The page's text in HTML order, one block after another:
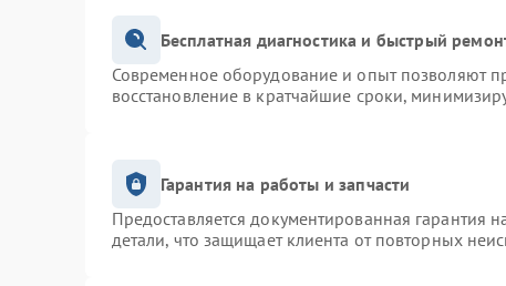
Бесплатная диагностика и быстрый
Современное оборудование и опыт позволяют
восстановление в кратчайшие сроки,
Гарантия на работы и запчасти
Предоставляется документированная
детали, что защищает клиента от повторных